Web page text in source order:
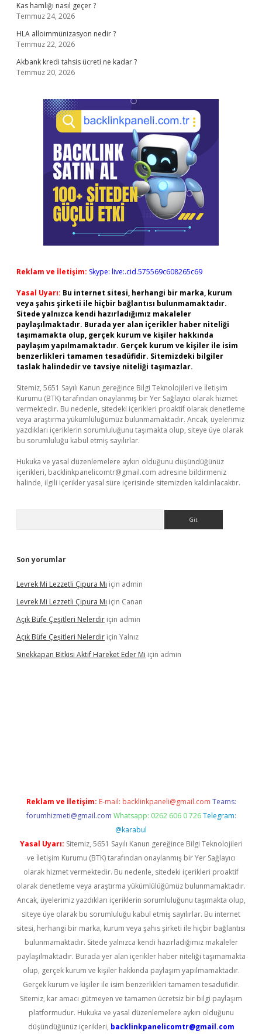
Kas hamlığı nasıl geçer ?
Temmuz 24, 2026
HLA alloimmünizasyon nedir ?
Temmuz 22, 2026
Akbank kredi tahsis ücreti ne kadar ?
Temmuz 20, 2026
Reklam ve İletişim: Skype: live:.cid.575569c608265c69
Yasal Uyarı: Bu internet sitesi, herhangi bir marka, kurum
veya şahıs şirketi ile hiçbir bağlantısı bulunmamaktadır.
Sitede yalnızca kendi hazırladığımız makaleler
paylaşılmaktadır. Burada yer alan içerikler haber niteliği
taşımamakta olup, gerçek kurum ve kişiler hakkında
paylaşım yapılmamaktadır. Gerçek kurum ve kişiler ile isim
benzerlikleri tamamen tesadüfidir. Sitemizdeki bilgiler
taslak halindedir ve tavsiye niteliği taşımazlar.
Sitemiz, 5651 Sayılı Kanun gereğince Bilgi Teknolojileri ve İletişim
Kurumu (BTK) tarafından onaylanmış bir Yer Sağlayıcı olarak hizmet
vermektedir. Bu nedenle, sitedeki içerikleri proaktif olarak denetleme
veya araştırma yükümlülüğümüz bulunmamaktadır. Ancak, üyelerimiz
yazdıkları içeriklerin sorumluluğunu taşımakta olup, siteye üye olarak
bu sorumluluğu kabul etmiş sayılırlar.
Hukuka ve yasal düzenlemelere aykırı olduğunu düşündüğünüz
içerikleri, backlinkpanelicomtr@gmail.com adresine bildirmeniz
halinde, ilgili içerikler yasal süre içerisinde sitemizden kaldırılacaktır.
Son yorumlar
Levrek Mi Lezzetli Çipura Mı için admin
Levrek Mi Lezzetli Çipura Mı için Canan
Açık Büfe Çeşitleri Nelerdir için admin
Açık Büfe Çeşitleri Nelerdir için Yalnız
Sinekkapan Bitkisi Aktif Hareket Eder Mi için admin
Reklam ve İletişim: E-mail: backlinkpaneli@gmail.com Teams:
forumhizmeti@gmail.com Whatsapp: 0262 606 0 726 Telegram:
@karabul
Yasal Uyarı: Sitemiz, 5651 Sayılı Kanun gereğince Bilgi Teknolojileri
ve İletişim Kurumu (BTK) tarafından onaylanmış bir Yer Sağlayıcı
olarak hizmet vermektedir. Bu nedenle, sitedeki içerikleri proaktif
olarak denetleme veya araştırma yükümlülüğümüz bulunmamaktadır.
Ancak, üyelerimiz yazdıkları içeriklerin sorumluluğunu taşımakta olup,
siteye üye olarak bu sorumluluğu kabul etmiş sayılırlar. Bu internet
sitesi, herhangi bir marka, kurum veya şahıs şirketi ile hiçbir bağlantısı
bulunmamaktadır. Sitede yalnızca kendi hazırladığımız makaleler
paylaşılmaktadır. Burada yer alan içerikler haber niteliği taşımamakta
olup, gerçek kurum ve kişiler hakkında paylaşım yapılmamaktadır.
Gerçek kurum ve kişiler ile isim benzerlikleri tamamen tesadüfidir.
Sitemiz, kar amacı gütmeyen ve tamamen ücretsiz bir bilgi paylaşım
platformudur. Hukuka ve yasal düzenlemelere aykırı olduğunu
düşündüğünüz içerikleri, backlinkpanelicomtr@gmail.com